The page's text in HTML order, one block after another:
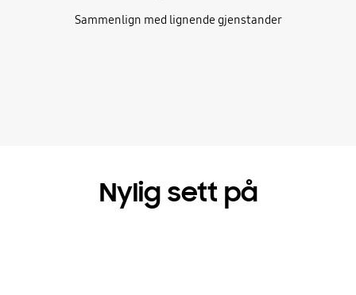
Sammenlign med lignende gjenstander
Nylig sett på